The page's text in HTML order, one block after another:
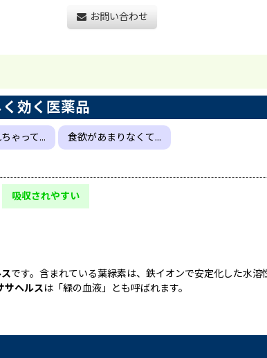
お問い合わせ
効く医薬品
ゃって… 食欲があまりなくて…
吸収されやすい
です。含まれている葉緑素は、鉄イオンで安定化した水溶
サヘルスは「緑の血液」とも呼ばれます。